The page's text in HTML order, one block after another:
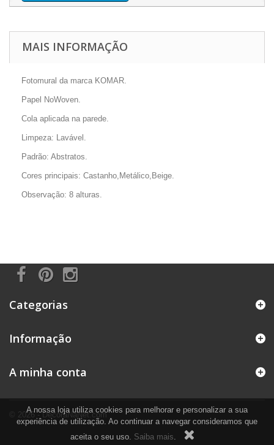
MAIS INFORMAÇÃO
Fotomural da marca KOMAR.
Papel NoWoven.
Cola aplicada na parede.
Limpeza: Lavável.
Padrão: Abstratos.
Cores principais: Castanho,Metálico,Beige.
Observação: 8 alturas.
Categorias
Informação
© 2026 - DecoraNaNet.com
A minha conta
A nossa loja utiliza cookies para melhorar e personalizar a sua
experiência de utilização. Ao continuar a navegar consideramos que
aceita o seu uso. Saiba mais.